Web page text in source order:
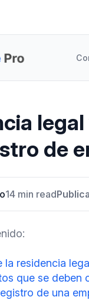
de
14 min read
la residencia
que se deben
de una